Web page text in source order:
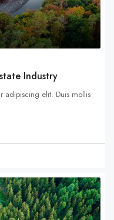
Industry
adipiscing elit. Duis mollis